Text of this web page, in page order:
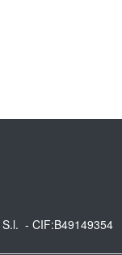
- CIF:B49149354